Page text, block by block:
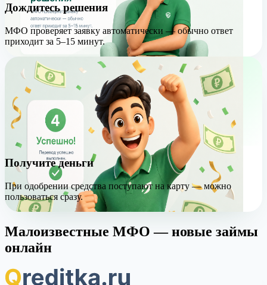
Дождитесь решения
МФО проверяет заявку автоматически — обычно ответ
приходит за 5–15 минут.
Получите деньги
При одобрении средства поступают на карту — можно
пользоваться сразу.
Малоизвестные МФО — новые займы
онлайн